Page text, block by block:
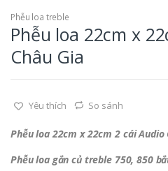
Phễu loa treble
Phễu loa 22cm x
Châu Gia
Yêu thích So sánh
Phễu loa 22cm x 22cm 2 cái Audio
Phễu loa gắn củ treble 750, 850